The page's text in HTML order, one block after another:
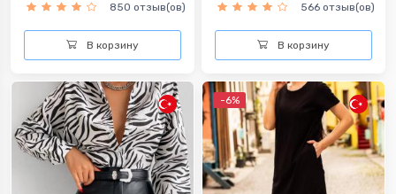
850 отзыв(ов)
В корзину
566 отзыв(ов)
В корзину
-6%